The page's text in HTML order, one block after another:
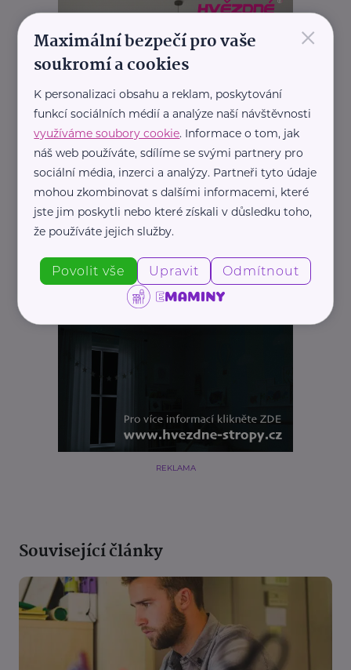
REKLAMA
Související články
×
Maximální bezpečí pro vaše
soukromí a cookies
K personalizaci obsahu a reklam, poskytování
funkcí sociálních médií a analýze naší návštěvnosti
využíváme soubory cookie. Informace o tom, jak
náš web používáte, sdílíme se svými partnery pro
sociální média, inzerci a analýzy. Partneři tyto údaje
mohou zkombinovat s dalšími informacemi, které
jste jim poskytli nebo které získali v důsledku toho,
že používáte jejich služby.
Povolit vše Upravit Odmítnout